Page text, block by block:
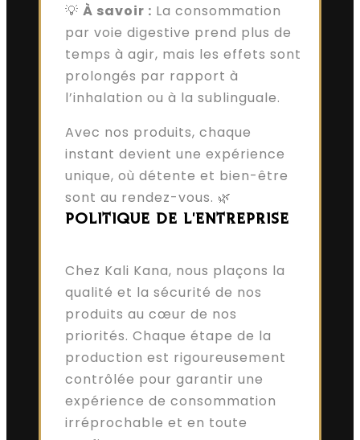
💡 À savoir : La consommation
par voie digestive prend plus de
temps à agir, mais les effets sont
prolongés par rapport à
l’inhalation ou à la sublinguale.
Avec nos produits, chaque
instant devient une expérience
unique, où détente et bien-être
sont au rendez-vous. 🌿
POLITIQUE DE L'ENTREPRISE
Chez Kali Kana, nous plaçons la
qualité et la sécurité de nos
produits au cœur de nos
priorités. Chaque étape de la
production est rigoureusement
contrôlée pour garantir une
expérience de consommation
irréprochable et en toute